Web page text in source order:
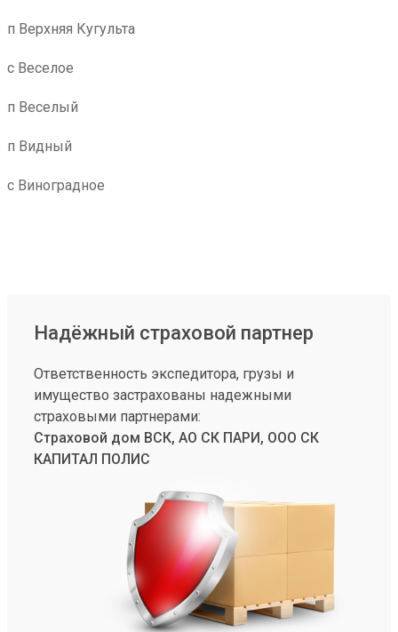
п Верхняя Кугульта
с Веселое
п Веселый
п Видный
с Виноградное
Надёжный страховой партнер
Ответственность экспедитора, грузы и
имущество застрахованы надежными
страховыми партнерами:
Страховой дом ВСК, АО СК ПАРИ, ООО СК
КАПИТАЛ ПОЛИС